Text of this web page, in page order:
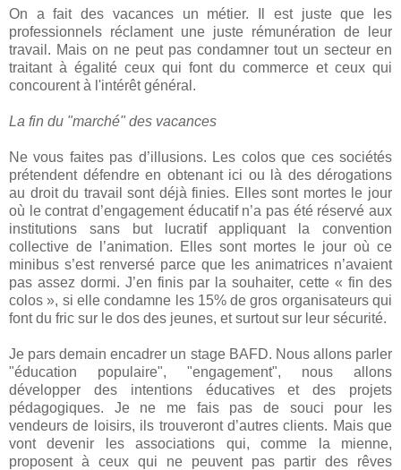
On a fait des vacances un métier. Il est juste que les
professionnels réclament une juste rémunération de leur
travail. Mais on ne peut pas condamner tout un secteur en
traitant à égalité ceux qui font du commerce et ceux qui
concourent à l'intérêt général.
La fin du "marché" des vacances
Ne vous faites pas d’illusions. Les colos que ces sociétés
prétendent défendre en obtenant ici ou là des dérogations
au droit du travail sont déjà finies. Elles sont mortes le jour
où le contrat d’engagement éducatif n’a pas été réservé aux
institutions sans but lucratif appliquant la convention
collective de l’animation. Elles sont mortes le jour où ce
minibus s’est renversé parce que les animatrices n’avaient
pas assez dormi. J’en finis par la souhaiter, cette « fin des
colos », si elle condamne les 15% de gros organisateurs qui
font du fric sur le dos des jeunes, et surtout sur leur sécurité.
Je pars demain encadrer un stage BAFD. Nous allons parler
"éducation populaire", "engagement", nous allons
développer des intentions éducatives et des projets
pédagogiques. Je ne me fais pas de souci pour les
vendeurs de loisirs, ils trouveront d’autres clients. Mais que
vont devenir les associations qui, comme la mienne,
proposent à ceux qui ne peuvent pas partir des rêves